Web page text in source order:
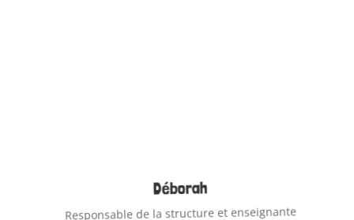
Déborah
Responsable de la structure et enseignante